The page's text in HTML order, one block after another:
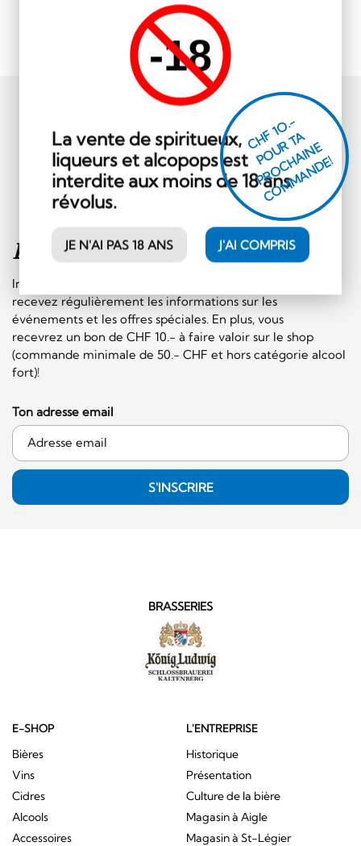
-18
La vente de spiritueux,
liqueurs et alcopops est
interdite aux moins de 18 ans
révolus.
JE N'AI PAS 18 ANS J'AI COMPRIS
Inscription à la newsletter
Inscrivez-vous sans plus tarder à notre newsletter et
recevez régulièrement les informations sur les
événements et les offres spéciales. En plus, vous
recevrez un bon de CHF 10.- à faire valoir sur le shop
(commande minimale de 50.- CHF et hors catégorie alcool
fort)!
CHF 1O.-
P
O
U
R
T
A
P
R
O
C
H
AI
N
E
C
O
M
M
A
N
D
E!
Ton adresse email
S'INSCRIRE
BRASSERIES
E-SHOP
Bières
Vins
Cidres
Alcools
Accessoires
L'ENTREPRISE
Historique
Présentation
Culture de la bière
Magasin à Aigle
Magasin à St-Légier